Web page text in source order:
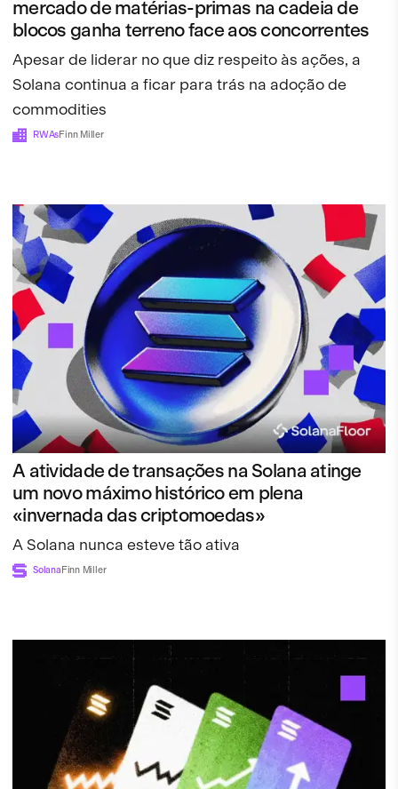
mercado de matérias-primas na cadeia de
blocos ganha terreno face aos concorrentes
Apesar de liderar no que diz respeito às ações, a
Solana continua a ficar para trás na adoção de
commodities
RWAsFinn Miller
A atividade de transações na Solana atinge
um novo máximo histórico em plena
«invernada das criptomoedas»
A Solana nunca esteve tão ativa
SolanaFinn Miller